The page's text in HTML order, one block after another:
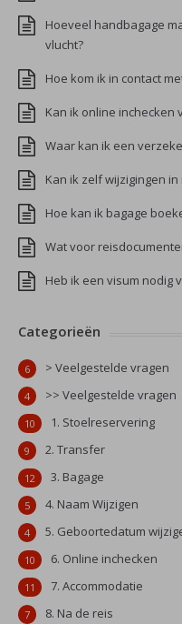
Hoeveel handbagage
vlucht?
Hoe kom ik in contact
Kan ik online inchecken
Waar kan ik een
Kan ik zelf wijzigingen
Hoe kan ik bagage
Wat voor
Heb ik een visum nodig
Categorieën
> Veelgestelde vragen
6
>> Veelgestelde vragen
4
1. Stoelreservering
10
2. Transfer
9
3. Bagage
12
4. Naam Wijzigen
5
5. Geboortedatum
4
6. Online inchecken
10
7. Accommodatie
11
8. Na de reis
7